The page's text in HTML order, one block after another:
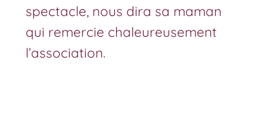
spectacle, nous dira sa maman
qui remercie chaleureusement
l’association.